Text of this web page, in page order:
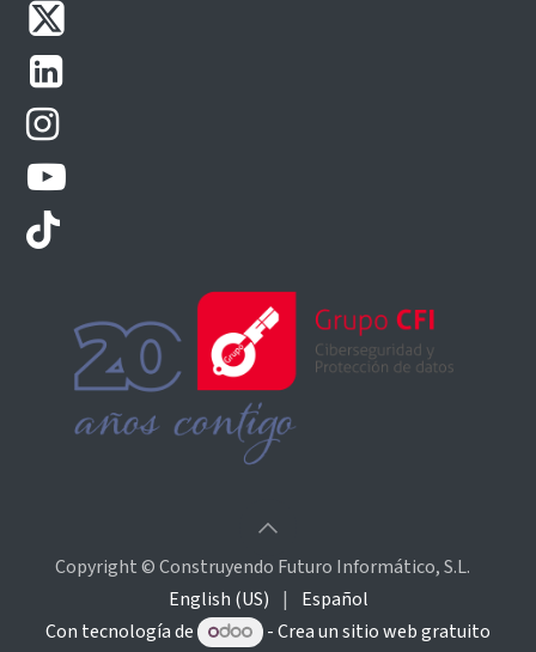
Copyright © Construyendo Futuro Informático, S.L.
English (US) |
Español
Con tecnología de
- Crea unsitio web gratuito